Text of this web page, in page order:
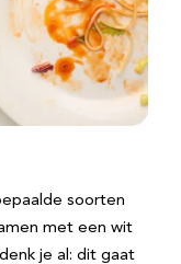
soorten
met een wit
je al: dit gaat